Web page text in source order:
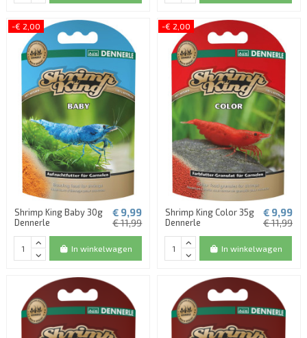
-€ 2,00
Shrimp King Baby 30g
Dennerle
€ 9,99
€ 11,99
In winkelwagen
-€ 2,00
Shrimp King Color 35g
Dennerle
€ 9,99
€ 11,99
In winkelwagen